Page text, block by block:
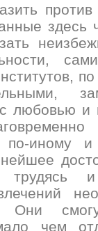
против
здесь
любовью и
по-иному
и
Они
чем